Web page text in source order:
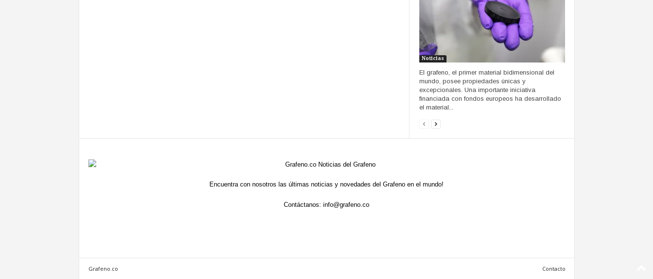
Noticias
El grafeno, el primer material bidimensional del
mundo, posee propiedades únicas y
excepcionales. Una importante iniciativa
financiada con fondos europeos ha desarrollado
el material...
Encuentra con nosotros las últimas noticias y novedades del Grafeno en el mundo!
Contáctanos: info@grafeno.co
Contacto
Grafeno.co